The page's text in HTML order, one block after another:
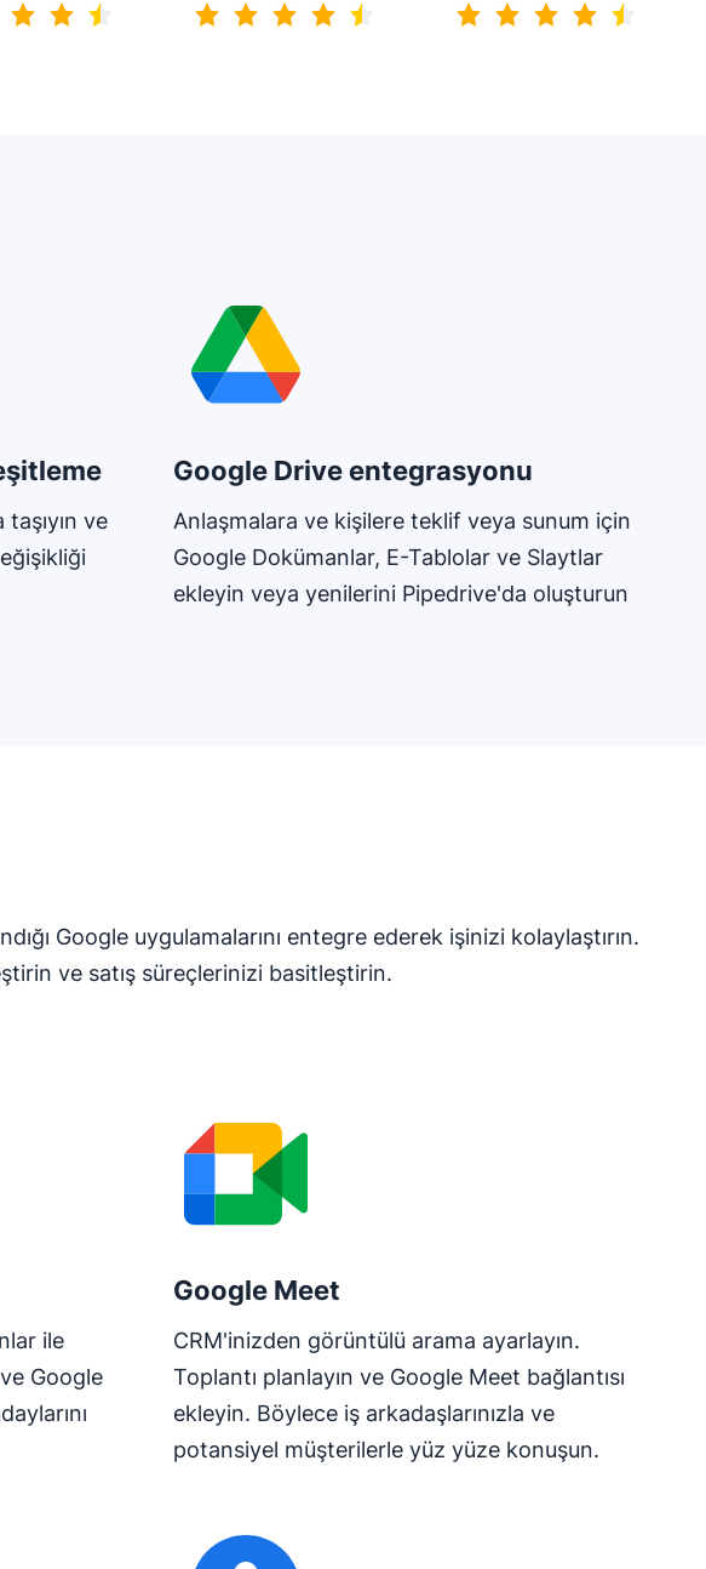
ve
Google Drive entegrasyonu
Anlaşmalara ve kişilere teklif veya sunum için
Google Dokümanlar, E-Tablolar ve Slaytlar
ekleyin veya yenilerini Pipedrive'da oluşturun
Google uygulamalarını entegre ederek işinizi kolaylaştırın.
ve satış süreçlerinizi basitleştirin.
ile
Google
Google Meet
CRM'inizden görüntülü arama ayarlayın.
Toplantı planlayın ve Google Meet bağlantısı
ekleyin. Böylece iş arkadaşlarınızla ve
potansiyel müşterilerle yüz yüze konuşun.